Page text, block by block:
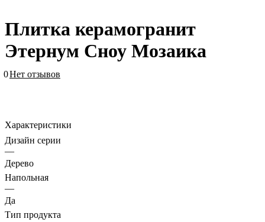
Плитка керамогранит
Этернум Сноу Мозаика
0Нет отзывов
Характеристики
Дизайн серии
—
Дерево
Напольная
—
Да
Тип продукта